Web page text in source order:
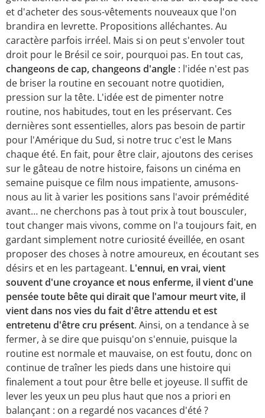
et d'acheter des sous-vêtements nouveaux que l'on
brandira en levrette. Propositions alléchantes. Au
caractère parfois irréel. Mais si on peut s'envoler tout
droit pour le Brésil ce soir, pourquoi pas. En tout cas,
changeons de cap, changeons d'angle : l'idée n'est pas
de briser la routine en secouant notre quotidien,
pression sur la tête. L'idée est de pimenter notre
routine, nos habitudes, tout en les préservant. Ces
dernières sont essentielles, alors pas besoin de partir
pour l'Amérique du Sud, si notre truc c'est le Mans
chaque été. En fait, pour être clair, ajoutons des cerises
sur le gâteau de notre histoire, faisons un cinéma en
semaine puisque ce film nous impatiente, amusons-
nous au lit à varier les positions sans l'avoir prémédité
avant… ne cherchons pas à tout prix à tout bousculer,
tout changer mais vivons, comme on l'a toujours fait, en
gardant simplement notre curiosité éveillée, en osant
proposer des choses à notre amoureux, en écoutant ses
désirs et en les partageant. L'ennui, en vrai, vient
souvent d'une croyance et nous enferme, il vient d'une
pensée toute bête qui dirait que l'amour meurt vite, il
vient dans nos vies du fait d'être attendu et est
entretenu d'être cru présent. Ainsi, on a tendance à se
fermer, à se dire que puisqu'on s'ennuie, puisque la
routine est normale et mauvaise, on est foutu, donc on
continue de traîner les pieds dans une histoire qui
finalement a tout pour être belle et joyeuse. Il suffit de
lever les yeux un peu plus haut que nos a priori en
balançant : on a regardé nos vacances d'été ?